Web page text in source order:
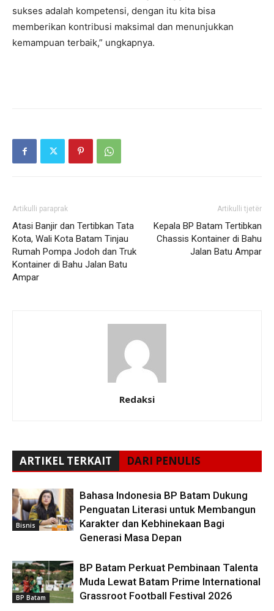
sukses adalah kompetensi, dengan itu kita bisa
memberikan kontribusi maksimal dan menunjukkan
kemampuan terbaik,” ungkapnya.
Artikulli paraprak
Atasi Banjir dan Tertibkan Tata
Kota, Wali Kota Batam Tinjau
Rumah Pompa Jodoh dan Truk
Kontainer di Bahu Jalan Batu
Ampar
Artikulli tjetër
Kepala BP Batam Tertibkan
Chassis Kontainer di Bahu
Jalan Batu Ampar
Redaksi
ARTIKEL TERKAIT DARI PENULIS
Bisnis
Bahasa Indonesia BP Batam Dukung
Penguatan Literasi untuk Membangun
Karakter dan Kebhinekaan Bagi
Generasi Masa Depan
BP Batam
BP Batam Perkuat Pembinaan Talenta
Muda Lewat Batam Prime International
Grassroot Football Festival 2026